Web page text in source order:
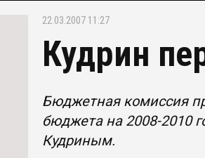
22.03.2007 11:27
Кудрин
Бюджетная комиссия
бюджета на 2008-2010
Кудриным.